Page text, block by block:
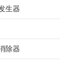
生器
除器